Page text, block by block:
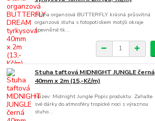
Stuha organzová BUTTERFLY krásná průsvitná
organzová stuha s fotopotiskem motýli okraje
zpevněné tk...
Stuha taftová MIDNIGHT JUNGLE černá
40mm x 2m (15,-Kč/m)
Název: Midnight Jungle Popis produktu: Zahalte
své dárky do atmosféry tropické noci s výraznou
stuho...